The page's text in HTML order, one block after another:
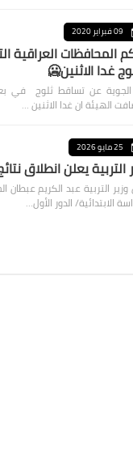
09 فبراير 2020
المحافظات
غدا الاثنين🥶
الجوية عن تساقط ثلوج في
25 مايو 2026
التربية يعلن انطلاق
وزير التربية عبد الكريم عبطان
الابتدائية/ الدور الأول…